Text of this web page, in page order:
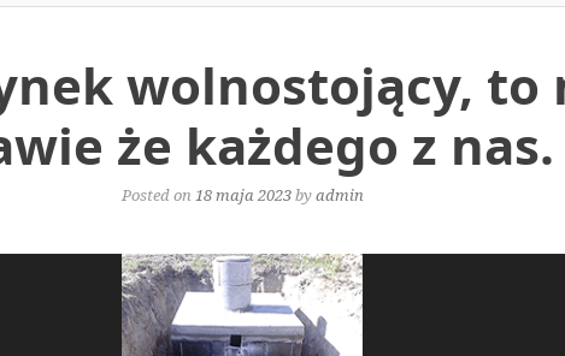
wolnostojący, to
że każdego z nas.
Posted on18 maja 2023byadmin